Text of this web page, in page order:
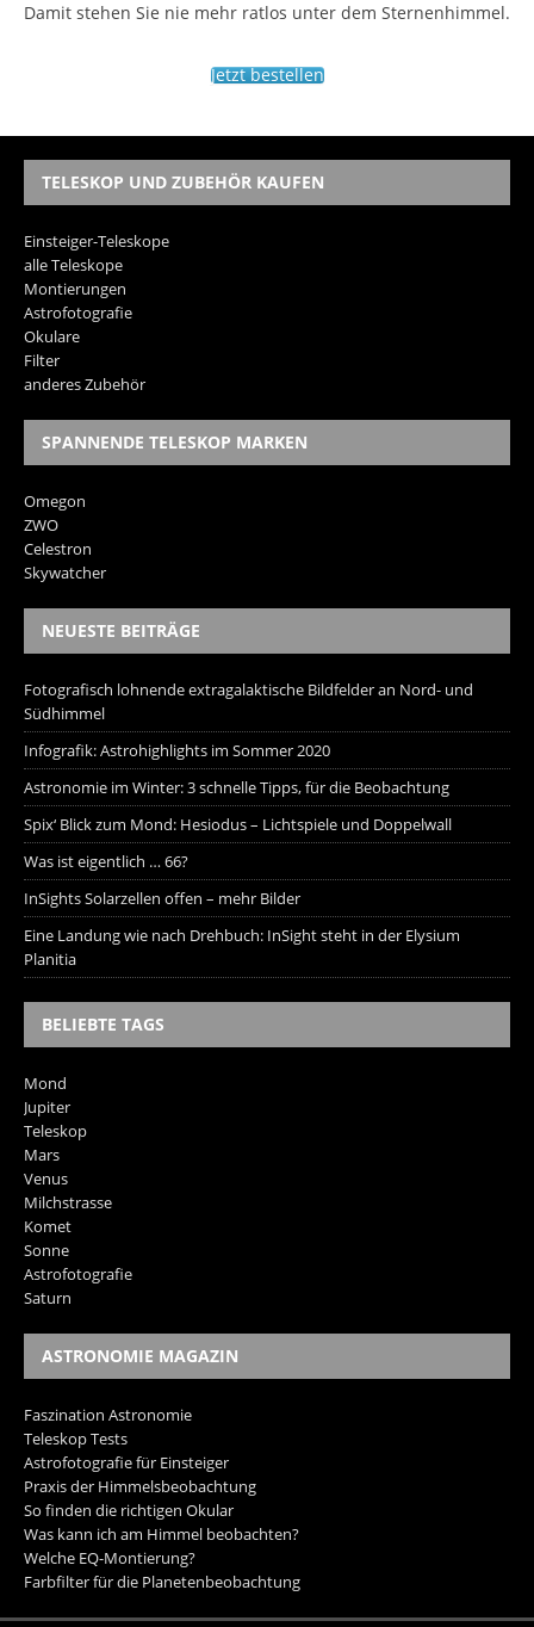
Damit stehen Sie nie mehr ratlos unter dem Sternenhimmel.
Jetzt bestellen
TELESKOP UND ZUBEHÖR KAUFEN
Einsteiger-Teleskope
alle Teleskope
Montierungen
Astrofotografie
Okulare
Filter
anderes Zubehör
SPANNENDE TELESKOP MARKEN
Omegon
ZWO
Celestron
Skywatcher
NEUESTE BEITRÄGE
Fotografisch lohnende extragalaktische Bildfelder an Nord- und
Südhimmel
Infografik: Astrohighlights im Sommer 2020
Astronomie im Winter: 3 schnelle Tipps, für die Beobachtung
Spix‘ Blick zum Mond: Hesiodus – Lichtspiele und Doppelwall
Was ist eigentlich … 66?
InSights Solarzellen offen – mehr Bilder
Eine Landung wie nach Drehbuch: InSight steht in der Elysium
Planitia
BELIEBTE TAGS
Mond
Jupiter
Teleskop
Mars
Venus
Milchstrasse
Komet
Sonne
Astrofotografie
Saturn
ASTRONOMIE MAGAZIN
Faszination Astronomie
Teleskop Tests
Astrofotografie für Einsteiger
Praxis der Himmelsbeobachtung
So finden die richtigen Okular
Was kann ich am Himmel beobachten?
Welche EQ-Montierung?
Farbfilter für die Planetenbeobachtung